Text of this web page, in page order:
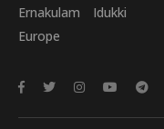
Ernakulam
Idukki
Europe